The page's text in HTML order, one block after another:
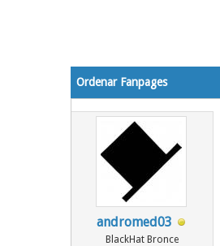
Ordenar Fanpages
andromed03
BlackHat Bronce